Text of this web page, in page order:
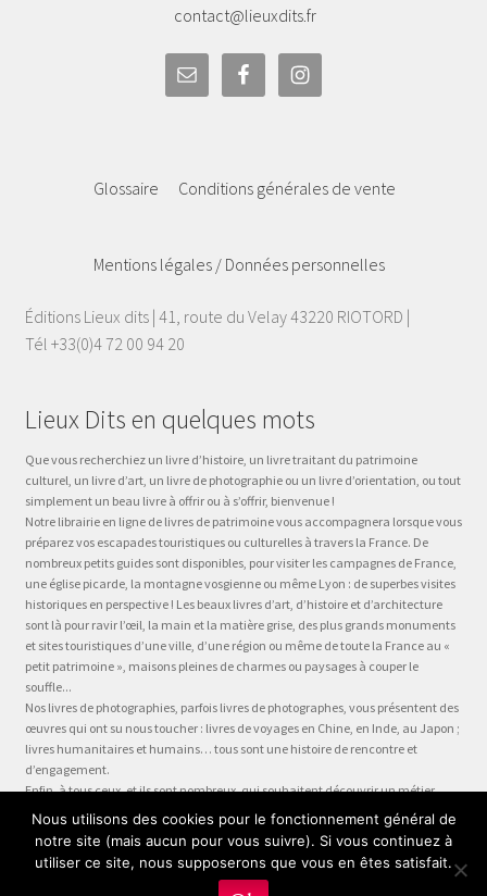
contact@lieuxdits.fr
Glossaire Conditions générales de vente
Mentions légales / Données personnelles
Éditions Lieux dits | 41, route du Velay 43220 RIOTORD |
Tél +33(0)4 72 00 94 20
Lieux Dits en quelques mots
Que vous recherchiez un livre d’histoire, un livre traitant du patrimoine
culturel, un livre d’art, un livre de photographie ou un livre d’orientation, ou tout
simplement un beau livre à offrir ou à s’offrir, bienvenue !
Notre librairie en ligne de livres de patrimoine vous accompagnera lorsque vous
préparez vos escapades touristiques ou culturelles à travers la France. De
nombreux petits guides sont disponibles, pour visiter les campagnes de France,
une église picarde, la montagne vosgienne ou même Lyon : de superbes visites
historiques en perspective ! Les beaux livres d’art, d’histoire et d’architecture
sont là pour ravir l’œil, la main et la matière grise, des plus grands monuments
et sites touristiques d’une ville, d’une région ou même de toute la France au «
petit patrimoine », maisons pleines de charmes ou paysages à couper le
souffle...
Nos livres de photographies, parfois livres de photographes, vous présentent des
œuvres qui ont su nous toucher : livres de voyages en Chine, en Inde, au Japon ;
livres humanitaires et humains… tous sont une histoire de rencontre et
d’engagement.
Enfin, à tous ceux, et ils sont nombreux, qui souhaitent découvrir un métier,
préparer leur formation ou choisir leur orientation, à la question « quel métier ?
» nous dédions la collection Être, véritable panorama du monde du travail, plus
qu’un guide des métiers, plus qu’une fiche métier… un test métier, un « stage
en entreprise dans votre fauteuil » !
Nous utilisons des cookies pour le fonctionnement général de
notre site (mais aucun pour vous suivre). Si vous continuez à
utiliser ce site, nous supposerons que vous en êtes satisfait.